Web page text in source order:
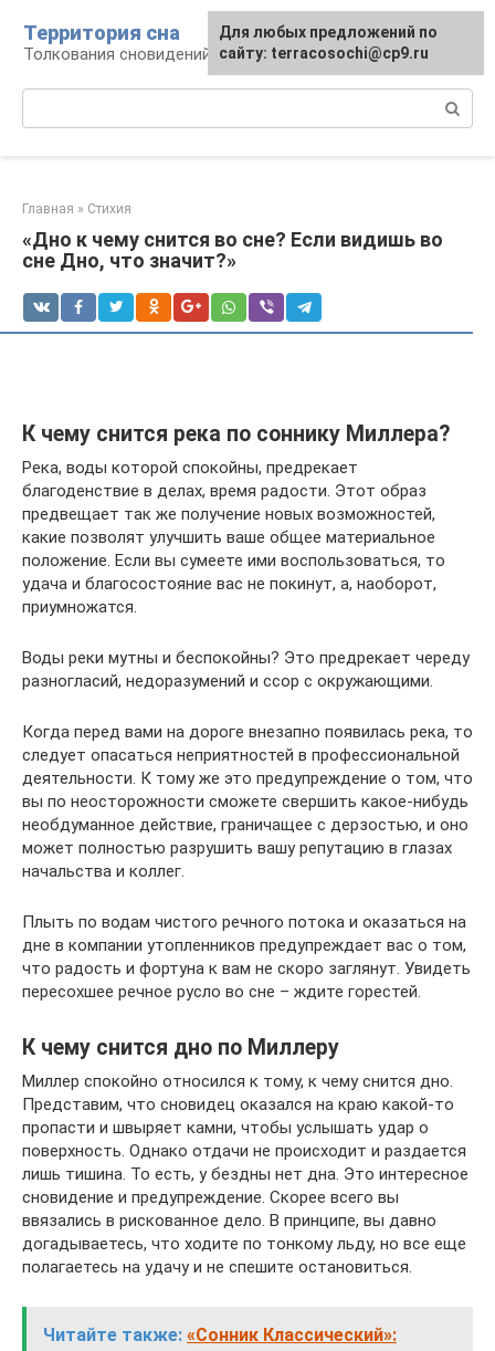
контенту
Территория сна
Толкования сновидений
Главная » Стихия
«Дно к чему снится во сне? Если видишь во
сне Дно, что значит?»
К чему снится река по соннику Миллера?
Река, воды которой спокойны, предрекает
благоденствие в делах, время радости. Этот образ
предвещает так же получение новых возможностей,
какие позволят улучшить ваше общее материальное
положение. Если вы сумеете ими воспользоваться, то
удача и благосостояние вас не покинут, а, наоборот,
приумножатся.
Воды реки мутны и беспокойны? Это предрекает череду
разногласий, недоразумений и ссор с окружающими.
Когда перед вами на дороге внезапно появилась река, то
следует опасаться неприятностей в профессиональной
деятельности. К тому же это предупреждение о том, что
вы по неосторожности сможете свершить какое-нибудь
необдуманное действие, граничащее с дерзостью, и оно
может полностью разрушить вашу репутацию в глазах
начальства и коллег.
Плыть по водам чистого речного потока и оказаться на
дне в компании утопленников предупреждает вас о том,
что радость и фортуна к вам не скоро заглянут. Увидеть
пересохшее речное русло во сне – ждите горестей.
К чему снится дно по Миллеру
Миллер спокойно относился к тому, к чему снится дно.
Представим, что сновидец оказался на краю какой-то
пропасти и швыряет камни, чтобы услышать удар о
поверхность. Однако отдачи не происходит и раздается
лишь тишина. То есть, у бездны нет дна. Это интересное
сновидение и предупреждение. Скорее всего вы
ввязались в рискованное дело. В принципе, вы давно
догадываетесь, что ходите по тонкому льду, но все еще
полагаетесь на удачу и не спешите остановиться.
Читайте также: «Сонник Классический»:
Для любых предложений по
сайту: terracosochi@cp9.ru